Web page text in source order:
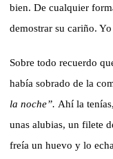
bien. De cualquier
demostrar su cariño.
Sobre todo recuerdo
había sobrado de la
la noche”. Ahí la
unas alubias, un filete
freía un huevo y lo